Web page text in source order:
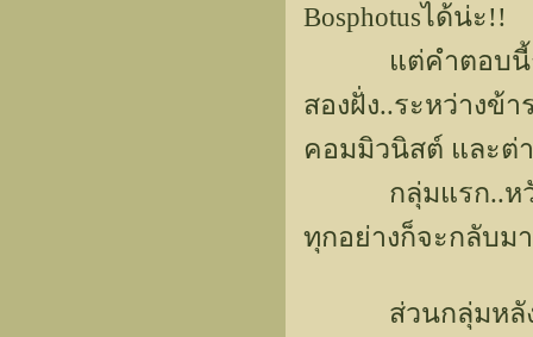
Bosphotusได้น่ะ!!
แต่คำตอบนี้ก็พอ
สองฝั่ง..ระหว่างข้
คอมมิวนิสต์ และต่
กลุ่มแรก..หวังว่
ทุกอย่างก็จะกลับม
ส่วนกลุ่มหลังก็ยั